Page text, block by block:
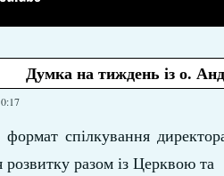
Думка на тиждень із о.
спілкування
разом із Церквою та